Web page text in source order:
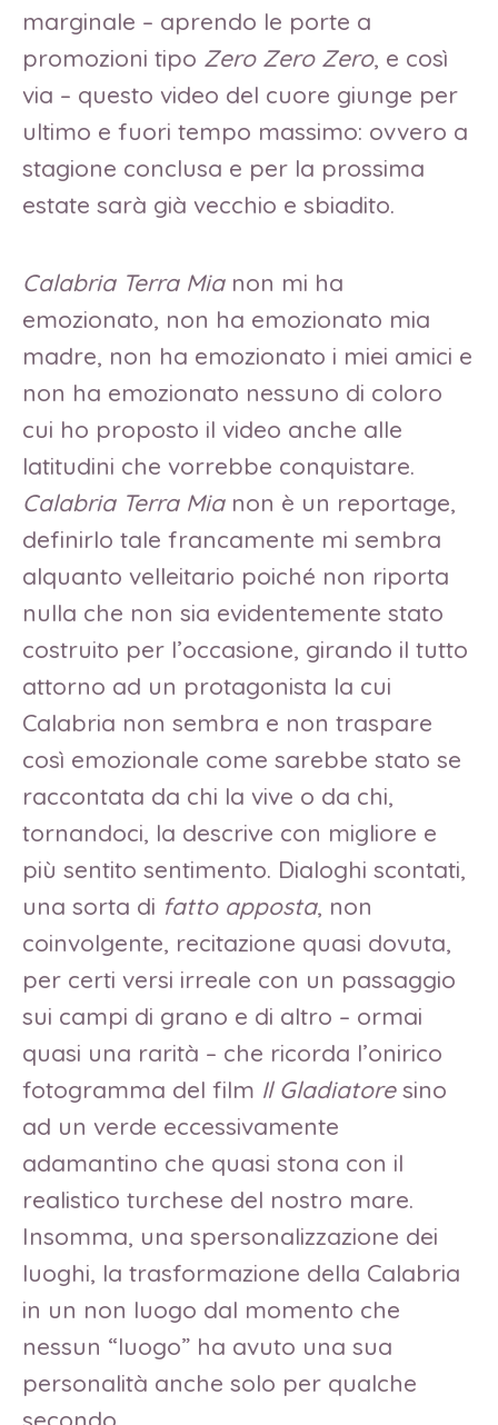
marginale – aprendo le porte a
promozioni tipo Zero Zero Zero, e così
via – questo video del cuore giunge per
ultimo e fuori tempo massimo: ovvero a
stagione conclusa e per la prossima
estate sarà già vecchio e sbiadito.
Calabria Terra Mianon mi ha
emozionato, non ha emozionato mia
madre, non ha emozionato i miei amici e
non ha emozionato nessuno di coloro
cui ho proposto il video anche alle
latitudini che vorrebbe conquistare.
Calabria Terra Mianon è un reportage,
definirlo tale francamente mi sembra
alquanto velleitario poiché non riporta
nulla che non sia evidentemente stato
costruito per l’occasione, girando il tutto
attorno ad un protagonista la cui
Calabria non sembra e non traspare
così emozionale come sarebbe stato se
raccontata da chi la vive o da chi,
tornandoci, la descrive con migliore e
più sentito sentimento. Dialoghi scontati,
una sorta di fatto apposta, non
coinvolgente, recitazione quasi dovuta,
per certi versi irreale con un passaggio
sui campi di grano e di altro – ormai
quasi una rarità – che ricorda l’onirico
fotogramma del film Il Gladiatoresino
ad un verde eccessivamente
adamantino che quasi stona con il
realistico turchese del nostro mare.
Insomma, una spersonalizzazione dei
luoghi, la trasformazione della Calabria
in un non luogo dal momento che
nessun “luogo” ha avuto una sua
personalità anche solo per qualche
secondo.